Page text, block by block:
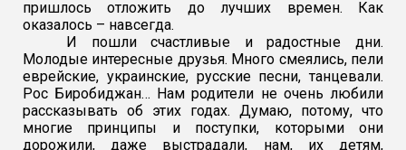
пришлось отложить до лучших времен. Как
оказалось – навсегда.
И пошли счастливые и радостные дни.
Молодые интересные друзья. Много смеялись, пели
еврейские, украинские, русские песни, танцевали.
Рос Биробиджан… Нам родители не очень любили
рассказывать об этих годах. Думаю, потому, что
многие принципы и поступки, которыми они
дорожили, даже выстрадали, нам, их детям,